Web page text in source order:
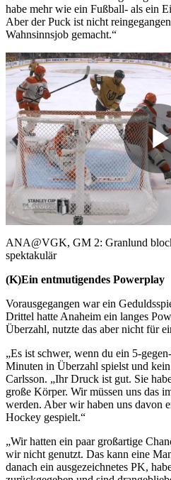
habe mehr wie ein Fußball- als ein
Aber der Puck ist nicht
Wahnsinnsjob gemacht.“
ANA@VGK, GM 2: Granlund
spektakulär
(K)Ein entmutigendes Powerplay
Vorausgegangen war ein
Drittel hatte Anaheim ein langes
Überzahl, nutzte das aber nicht für
„Es ist schwer, wenn du ein 5-
Minuten in Überzahl spielst und
Carlsson. „Ihr Druck ist gut. Sie
große Körper. Wir müssen uns das
werden. Aber wir haben uns davon
Hockey gespielt.“
„Wir hatten ein paar großartige
wir nicht genutzt. Das kann eine
danach ein ausgezeichnetes PK,